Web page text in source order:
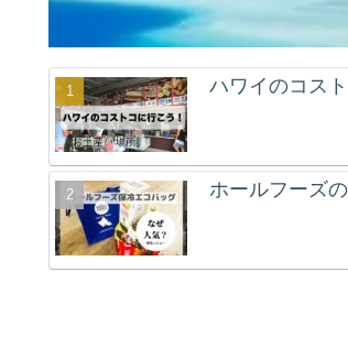
ハワイのコス
ホールフーズ